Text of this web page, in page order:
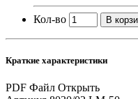
Кол-во В
Краткие характеристики
PDF Файл Открыть